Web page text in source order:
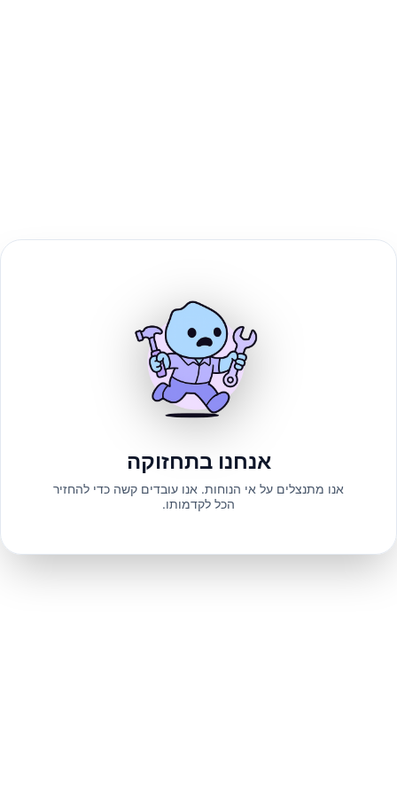
אנחנו בתחזוקה
אנו מתנצלים על אי הנוחות. אנו עובדים קשה כדי להחזיר
הכל לקדמותו.